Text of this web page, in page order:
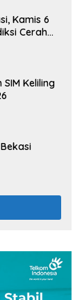
Kamis 6
Cerah
Keliling